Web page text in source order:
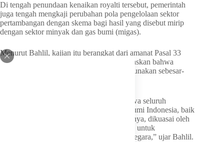
Di tengah penundaan kenaikan royalti tersebut, pemerintah
juga tengah mengkaji perubahan pola pengelolaan sektor
pertambangan dengan skema bagi hasil yang disebut mirip
dengan sektor minyak dan gas bumi (migas).
Menurut Bahlil, kajian itu berangkat dari amanat Pasal 33
Undang-Undang Dasar 1945 yang menegaskan bahwa
sumber daya alam dikuasai negara dan digunakan sebesar-
“Pasal 33 UUD 1945 itu menyatakan bahwa seluruh
kekayaan yang ada di dalam kandungan bumi Indonesia, baik
darat, laut, dan seluruh ruang angkasa lainnya, dikuasai oleh
negara dan dipergunakan sebesar-besarnya untuk
kemakmuran rakyat. Artinya aset ini aset negara,” ujar Bahlil.